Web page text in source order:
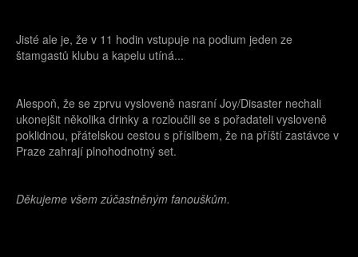
Jisté ale je, že v 11 hodin vstupuje na podium jeden ze
štamgastů klubu a kapelu utíná...
Alespoň, že se zprvu vysloveně nasraní Joy/Disaster nechali
ukonejšit několika drinky a rozloučili se s pořadateli vysloveně
poklidnou, přátelskou cestou s příslibem, že na příští zastávce v
Praze zahrají plnohodnotný set.
Děkujeme všem zúčastněným fanouškům.